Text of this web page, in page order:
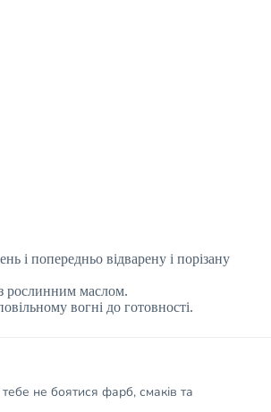
і попередньо відварену і порізану
з рослинним маслом.
вогні до готовності.
не боятися фарб, смаків та